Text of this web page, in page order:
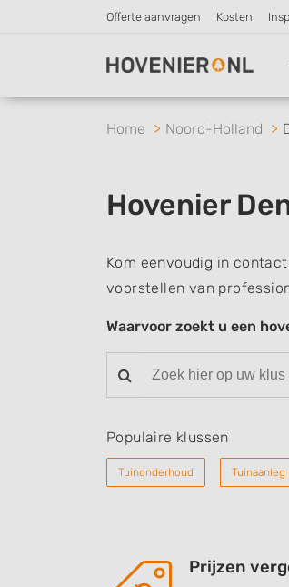
Offerte aanvragen Kosten
Home Noord-Holland
Hovenier
Kom eenvoudig in
voorstellen van
Waarvoor zoekt u een
Populaire klussen
Tuinonderhoud Tuinaanleg
Prijzen